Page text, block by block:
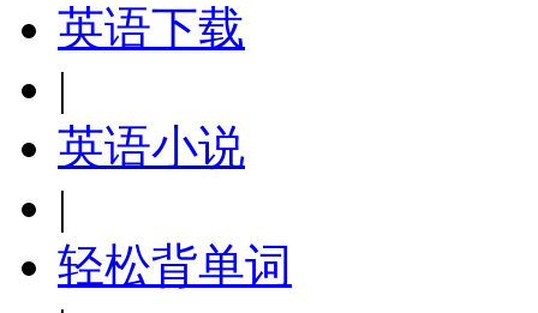
英语下载
|
英语小说
|
轻松背单词